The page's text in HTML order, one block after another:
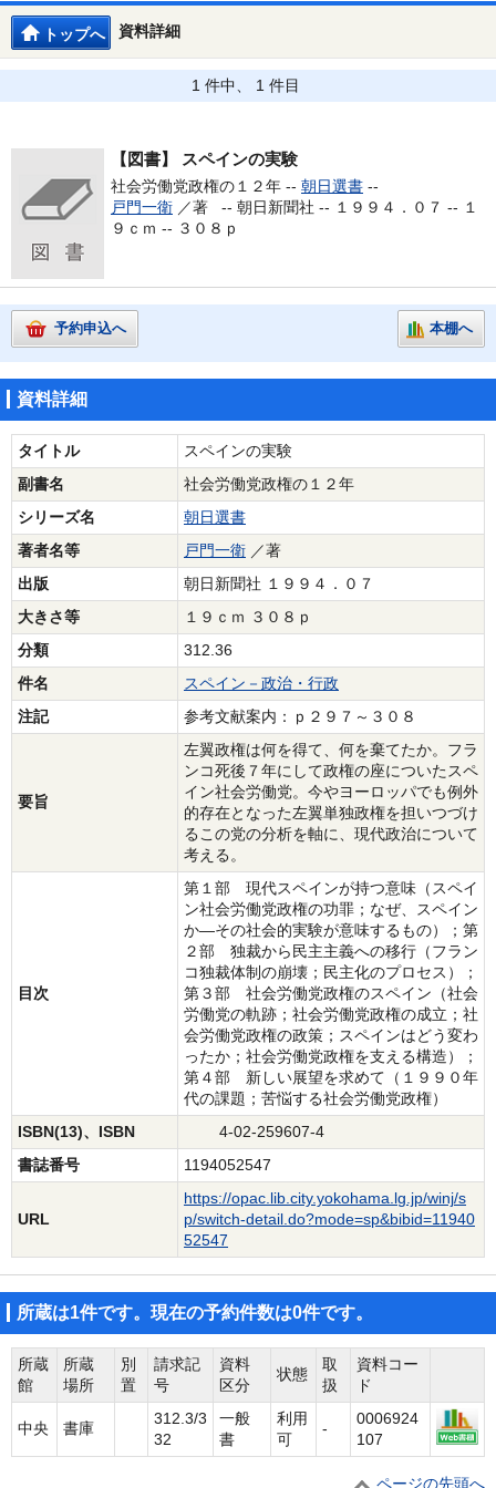
資料詳細
トップへ
1 件中、 1 件目
【図書】 スペインの実験
社会労働党政権の１２年 -- 朝日選書 --
戸門一衛 ／著 -- 朝日新聞社 -- １９９４．０７ -- １
９ｃｍ -- ３０８ｐ
予約申込へ 本棚へ
資料詳細
タイトル
スペインの実験
副書名
社会労働党政権の１２年
シリーズ名
朝日選書
著者名等
戸門一衛 ／著
出版
朝日新聞社 １９９４．０７
大きさ等
１９ｃｍ ３０８ｐ
分類
312.36
件名
スペイン－政治・行政
注記
参考文献案内：ｐ２９７～３０８
要旨
左翼政権は何を得て、何を棄てたか。フラ
ンコ死後７年にして政権の座についたスペ
イン社会労働党。今やヨーロッパでも例外
的存在となった左翼単独政権を担いつづけ
るこの党の分析を軸に、現代政治について
考える。
目次
第１部 現代スペインが持つ意味（スペイ
ン社会労働党政権の功罪；なぜ、スペイン
か―その社会的実験が意味するもの）；第
２部 独裁から民主主義への移行（フラン
コ独裁体制の崩壊；民主化のプロセス）；
第３部 社会労働党政権のスペイン（社会
労働党の軌跡；社会労働党政権の成立；社
会労働党政権の政策；スペインはどう変わ
ったか；社会労働党政権を支える構造）；
第４部 新しい展望を求めて（１９９０年
代の課題；苦悩する社会労働党政権）
ISBN(13)、ISBN
4-02-259607-4
書誌番号
1194052547
URL
https://opac.lib.city.yokohama.lg.jp/winj/s
p/switch-detail.do?mode=sp&bibid=11940
52547
所蔵は1件です。現在の予約件数は0件です。
所蔵
館
所蔵
場所
別
置
請求記
号
資料
区分
状態
取
扱
資料コー
ド
中央 書庫
312.3/3
32
一般
書
利用
可
-
0006924
107
ページの先頭へ